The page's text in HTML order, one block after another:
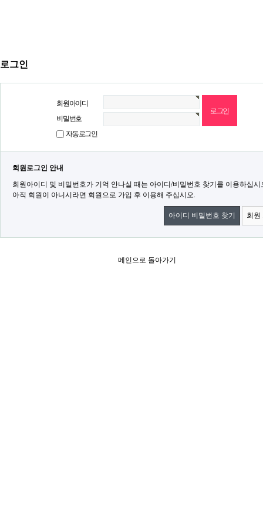
로그인
회원아이디
비밀번호
자동로그인
회원로그인 안내
회원아이디 및 비밀번호가 기억 안나실 때는 아이디/비밀번호 찾기를 이용하십시
아직 회원이 아니시라면 회원으로 가입 후 이용해 주십시오.
아이디 비밀번호 찾기 회원
메인으로 돌아가기